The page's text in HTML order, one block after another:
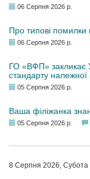
06 Серпня 2026 р.
Про типові помилки
06 Серпня 2026 р.
ГО «ВФП» закликає
стандарту належної
05 Серпня 2026 р.
Ваша філіжанка
05 Серпня 2026 р.
8 Серпня 2026, Субота